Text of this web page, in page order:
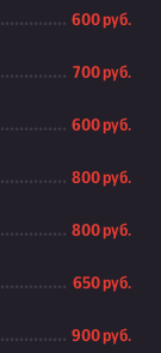
600 руб.
700 руб.
600 руб.
800 руб.
800 руб.
650 руб.
900 руб.